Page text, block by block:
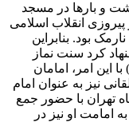
و بارها در مسجد
انقلاب اسلامی
بود. بنابراین
کرد سنت نماز
این امر، امامان
نیز به عنوان امام
تهران با حضور جمع
امامت او نیز در